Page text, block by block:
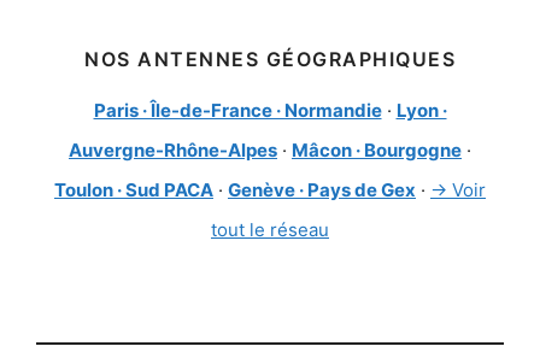
NOS ANTENNES GÉOGRAPHIQUES
Paris · Île-de-France · Normandie· Lyon ·
Auvergne-Rhône-Alpes · Mâcon · Bourgogne ·
Toulon · Sud PACA · Genève · Pays de Gex · → Voir
tout le réseau